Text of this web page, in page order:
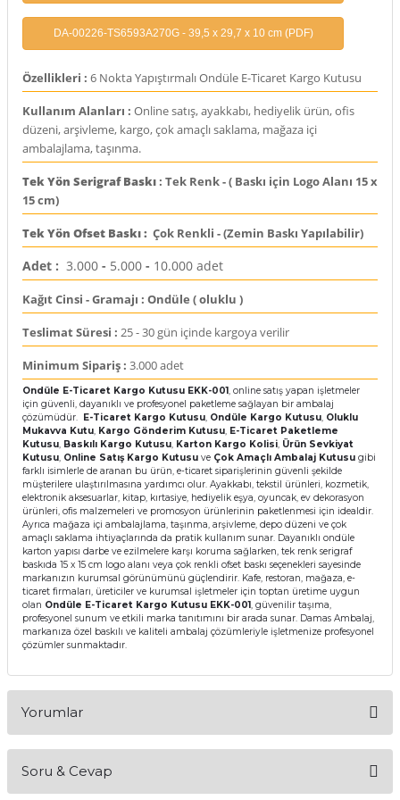
DA-00226-TS6593A270G - 39,5 x 29,7 x 10 cm (PDF)
Özellikleri : 6 Nokta Yapıştırmalı Ondüle E-Ticaret Kargo Kutusu
Kullanım Alanları : Online satış, ayakkabı, hediyelik ürün, ofis
düzeni, arşivleme, kargo, çok amaçlı saklama, mağaza içi
ambalajlama, taşınma.
Tek Yön Serigraf Baskı : Tek Renk - ( Baskı için Logo Alanı 15 x
15 cm)
Tek Yön Ofset Baskı: Çok Renkli - (Zemin Baskı Yapılabilir)
Adet : 3.000 - 5.000 - 10.000 adet
Kağıt Cinsi - Gramajı : Ondüle ( oluklu )
Teslimat Süresi : 25 - 30 gün içinde kargoya verilir
Minimum Sipariş : 3.000 adet
Ondüle E-Ticaret Kargo Kutusu EKK-001, online satış yapan işletmeler
için güvenli, dayanıklı ve profesyonel paketleme sağlayan bir ambalaj
çözümüdür. E-Ticaret Kargo Kutusu, Ondüle Kargo Kutusu, Oluklu
Mukavva Kutu, Kargo Gönderim Kutusu, E-Ticaret Paketleme
Kutusu, Baskılı Kargo Kutusu, Karton Kargo Kolisi, Ürün Sevkiyat
Kutusu, Online Satış Kargo Kutusu ve Çok Amaçlı Ambalaj Kutusu gibi
farklı isimlerle de aranan bu ürün, e-ticaret siparişlerinin güvenli şekilde
müşterilere ulaştırılmasına yardımcı olur. Ayakkabı, tekstil ürünleri, kozmetik,
elektronik aksesuarlar, kitap, kırtasiye, hediyelik eşya, oyuncak, ev dekorasyon
ürünleri, ofis malzemeleri ve promosyon ürünlerinin paketlenmesi için idealdir.
Ayrıca mağaza içi ambalajlama, taşınma, arşivleme, depo düzeni ve çok
amaçlı saklama ihtiyaçlarında da pratik kullanım sunar. Dayanıklı ondüle
karton yapısı darbe ve ezilmelere karşı koruma sağlarken, tek renk serigraf
baskıda 15 x 15 cm logo alanı veya çok renkli ofset baskı seçenekleri sayesinde
markanızın kurumsal görünümünü güçlendirir. Kafe, restoran, mağaza, e-
ticaret firmaları, üreticiler ve kurumsal işletmeler için toptan üretime uygun
olan Ondüle E-Ticaret Kargo Kutusu EKK-001, güvenilir taşıma,
profesyonel sunum ve etkili marka tanıtımını bir arada sunar. Damas Ambalaj,
markanıza özel baskılı ve kaliteli ambalaj çözümleriyle işletmenize profesyonel
çözümler sunmaktadır.
Yorumlar
Soru & Cevap